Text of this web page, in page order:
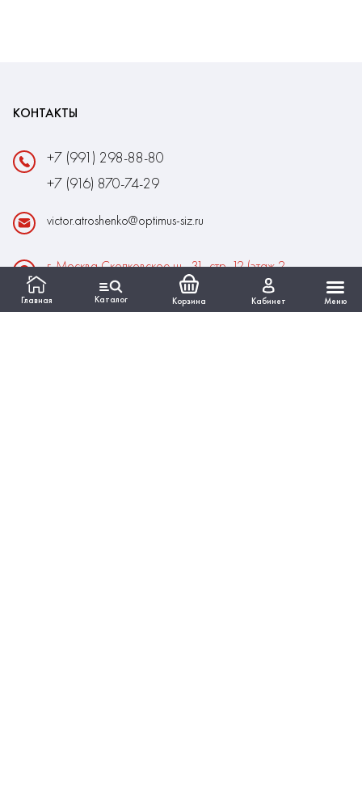
Главная Каталог Корзина Кабинет Меню
КОНТАКТЫ
+7 (991) 298-88-80
+7 (916) 870-74-29
victor.atroshenko@optimus-siz.ru
г. Москва Сколковское ш., 31, стр. 12 (этаж 2,
помещение 22)
Время работы: